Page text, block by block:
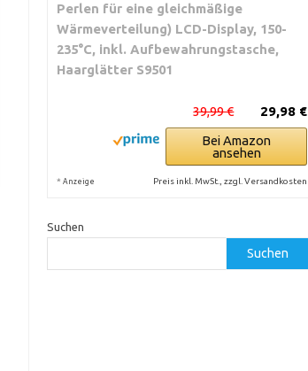
Perlen für eine gleichmäßige
Wärmeverteilung) LCD-Display, 150-
235°C, inkl. Aufbewahrungstasche,
Haarglätter S9501
29,98 €
39,99 €
Bei Amazon
ansehen
* Anzeige Preis inkl. MwSt., zzgl. Versandkosten
Suchen
Suchen